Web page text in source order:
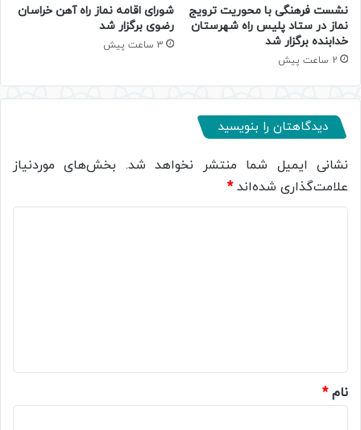
نشست فرهنگی با محوریت ترویج
نماز در ستاد پلیس راه شهرستان
خدابنده برگزار شد
2 ساعت پیش
شورای اقامه نماز راه آهن خراسان
رضوی برگزار شد
3 ساعت پیش
دیدگاهتان را بنویسید
نشانی ایمیل شما منتشر نخواهد شد. بخش‌های موردنیاز
علامت‌گذاری شده‌اند*
نام*